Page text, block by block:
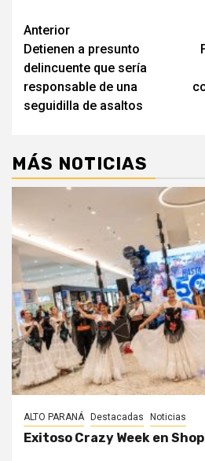
Navegación
de
entradas
Anterior
Detienen a presunto
delincuente que sería
responsable de una
seguidilla de asaltos
MÁS NOTICIAS
ALTO PARANÁ Destacadas Noticias
Exitoso Crazy Week en